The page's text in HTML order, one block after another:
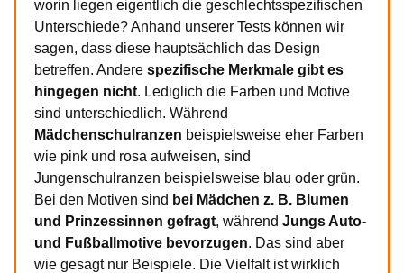
worin liegen eigentlich die geschlechtsspezifischen
Unterschiede? Anhand unserer Tests können wir
sagen, dass diese hauptsächlich das Design
betreffen. Andere spezifische Merkmale gibt es
hingegen nicht. Lediglich die Farben und Motive
sind unterschiedlich. Während
Mädchenschulranzen beispielsweise eher Farben
wie pink und rosa aufweisen, sind
Jungenschulranzen beispielsweise blau oder grün.
Bei den Motiven sind bei Mädchen z. B. Blumen
und Prinzessinnen gefragt, während Jungs Auto-
und Fußballmotive bevorzugen. Das sind aber
wie gesagt nur Beispiele. Die Vielfalt ist wirklich